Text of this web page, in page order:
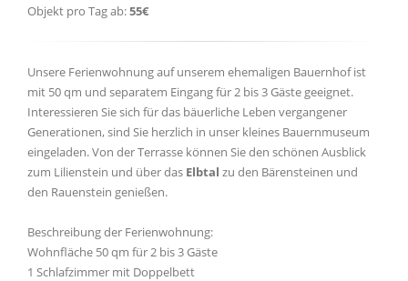
Objekt pro Tag ab:55€
Unsere Ferienwohnung auf unserem ehemaligen Bauernhof ist
mit 50 qm und separatem Eingang für 2 bis 3 Gäste geeignet.
Interessieren Sie sich für das bäuerliche Leben vergangener
Generationen, sind Sie herzlich in unser kleines Bauernmuseum
eingeladen. Von der Terrasse können Sie den schönen Ausblick
zum Lilienstein und über das Elbtal zu den Bärensteinen und
den Rauenstein genießen.
Beschreibung der Ferienwohnung:
Wohnfläche 50 qm für 2 bis 3 Gäste
1 Schlafzimmer mit Doppelbett